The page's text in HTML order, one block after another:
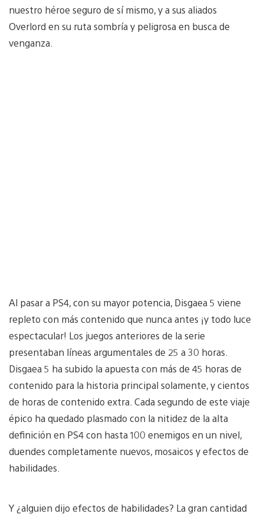
nuestro héroe seguro de sí mismo, y a sus aliados
Overlord en su ruta sombría y peligrosa en busca de
venganza.
Al pasar a PS4, con su mayor potencia, Disgaea 5 viene
repleto con más contenido que nunca antes ¡y todo luce
espectacular! Los juegos anteriores de la serie
presentaban líneas argumentales de 25 a 30 horas.
Disgaea 5 ha subido la apuesta con más de 45 horas de
contenido para la historia principal solamente, y cientos
de horas de contenido extra. Cada segundo de este viaje
épico ha quedado plasmado con la nitidez de la alta
definición en PS4 con hasta 100 enemigos en un nivel,
duendes completamente nuevos, mosaicos y efectos de
habilidades.
Y ¿alguien dijo efectos de habilidades? La gran cantidad